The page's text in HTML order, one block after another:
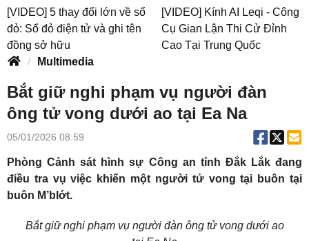
[VIDEO] 5 thay đổi lớn về sổ
đỏ: Sổ đỏ điện tử và ghi tên
đồng sở hữu
[VIDEO] Kính AI Leqi - Công
Cụ Gian Lận Thi Cử Đỉnh
Cao Tại Trung Quốc
Multimedia
Bắt giữ nghi phạm vụ người đàn
ông tử vong dưới ao tại Ea Na
05/01/2026 08:59
Phòng Cảnh sát hình sự Công an tỉnh Đắk Lắk đang
điều tra vụ việc khiến một người tử vong tại buôn tại
buôn M’blớt.
Bắt giữ nghi phạm vụ người đàn ông tử vong dưới ao